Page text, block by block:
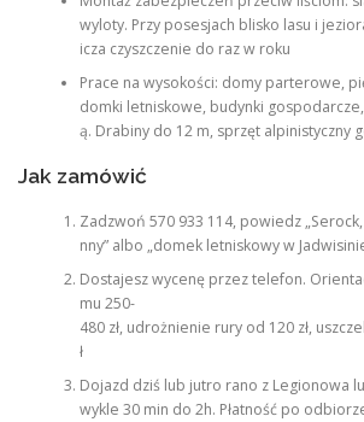
wyloty. Przy posesjach blisko lasu i
icza czyszczenie do raz w roku
Prace na wysokości: domy parterowe,
domki letniskowe, budynki
ą. Drabiny do 12 m, sprzęt alpinistyczny
Jak zamówić
Zadzwoń 570 933 114, powiedz
nny” albo „domek letniskowy w
Dostajesz wycenę przez telefon.
mu 250-
480 zł, udrożnienie rury od 120 zł,
ł
Dojazd dziś lub jutro rano z Legionowa
wykle 30 min do 2h. Płatność po